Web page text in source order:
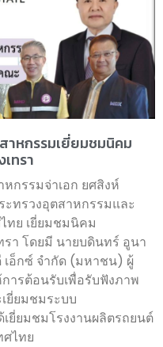
าหกรรมเยี่ยมชมนิคม
ทรา
กรรมจ่าเอก ยศสิงห์
ทรวงอุตสาหกรรมและ
ทย เยี่ยมชมนิคม
รา โดยมี นายบดินทร์ อูนา
เอ็กซ์ จำกัด (มหาชน) ผู้
รต้อนรับเพื่อรับฟังภาพ
ยี่ยมชมระบบ
ยี่ยมชมโรงงานผลิตรถยนต์
ศไทย